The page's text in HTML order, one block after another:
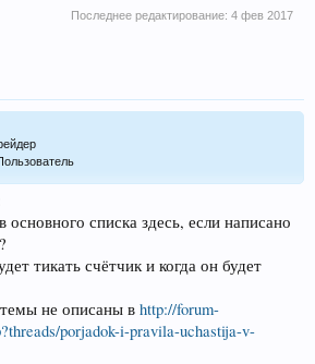
Последнее редактирование: 4 фев 2017
основного списка здесь, если написано
тикать счётчик и когда он будет
не описаны в http://forum-
porjadok-i-pravila-uchastija-v-